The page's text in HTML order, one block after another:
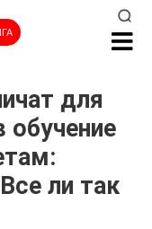
для
обучение
ли так